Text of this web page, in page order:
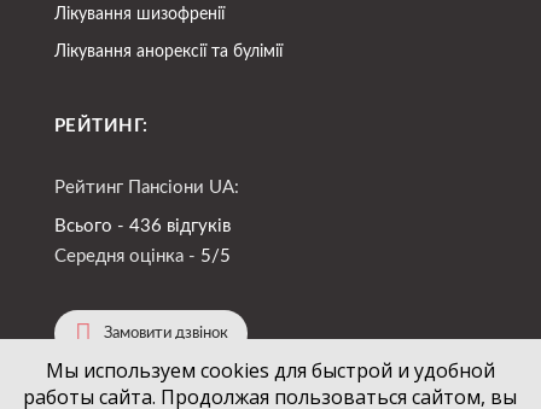
Лікування шизофренії
Лікування анорексії та булімії
РЕЙТИНГ:
Рейтинг Пансіони UA:
Всього - 436 відгуків
Середня оцінка - 5/5
Замовити дзвінок
+38 (067) 724-94-88
Мы используем cookies для быстрой и удобной
работы сайта. Продолжая пользоваться сайтом, вы